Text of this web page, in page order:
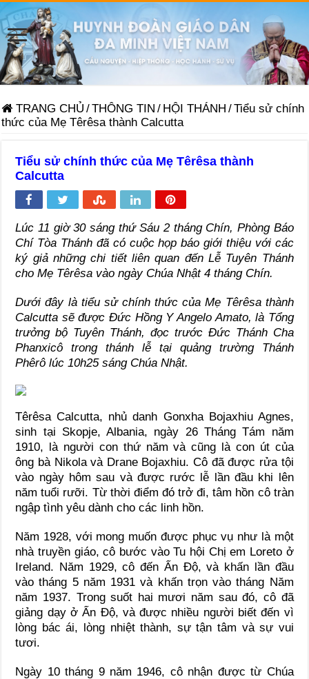
TRANG CHỦ /THÔNG TIN / HỘI THÁNH /Tiểu sử chính
thức của Mẹ Têrêsa thành Calcutta
Tiểu sử chính thức của Mẹ Têrêsa thành
Calcutta
Lúc 11 giờ 30 sáng thứ Sáu 2 tháng Chín, Phòng Báo
Chí Tòa Thánh đã có cuộc họp báo giới thiệu với các
ký giả những chi tiết liên quan đến Lễ Tuyên Thánh
cho Mẹ Têrêsa vào ngày Chúa Nhật 4 tháng Chín.
Dưới đây là tiểu sử chính thức của Mẹ Têrêsa thành
Calcutta sẽ được Đức Hồng Y Angelo Amato, là Tổng
trưởng bộ Tuyên Thánh, đọc trước Đức Thánh Cha
Phanxicô trong thánh lễ tại quảng trường Thánh
Phêrô lúc 10h25 sáng Chúa Nhật.
Têrêsa Calcutta, nhủ danh Gonxha Bojaxhiu Agnes,
sinh tại Skopje, Albania, ngày 26 Tháng Tám năm
1910, là người con thứ năm và cũng là con út của
ông bà Nikola và Drane Bojaxhiu. Cô đã được rửa tội
vào ngày hôm sau và được rước lễ lần đầu khi lên
năm tuổi rưỡi. Từ thời điểm đó trở đi, tâm hồn cô tràn
ngập tình yêu dành cho các linh hồn.
Năm 1928, với mong muốn được phục vụ như là một
nhà truyền giáo, cô bước vào Tu hội Chị em Loreto ở
Ireland. Năm 1929, cô đến Ấn Độ, và khấn lần đầu
vào tháng 5 năm 1931 và khấn trọn vào tháng Năm
năm 1937. Trong suốt hai mươi năm sau đó, cô đã
giảng dạy ở Ấn Độ, và được nhiều người biết đến vì
lòng bác ái, lòng nhiệt thành, sự tận tâm và sự vui
tươi.
Ngày 10 tháng 9 năm 1946, cô nhận được từ Chúa